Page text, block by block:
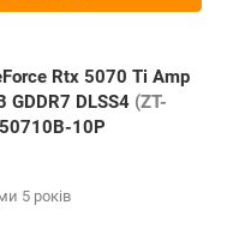
Rtx 5070 Ti Amp
GDDR7 DLSS4 (ZT-
10P
5 років